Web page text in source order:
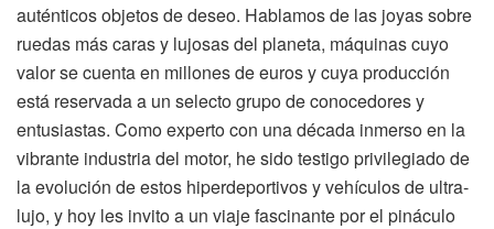
auténticos objetos de deseo. Hablamos de las joyas sobre
ruedas más caras y lujosas del planeta, máquinas cuyo
valor se cuenta en millones de euros y cuya producción
está reservada a un selecto grupo de conocedores y
entusiastas. Como experto con una década inmerso en la
vibrante industria del motor, he sido testigo privilegiado de
la evolución de estos hiperdeportivos y vehículos de ultra-
lujo, y hoy les invito a un viaje fascinante por el pináculo